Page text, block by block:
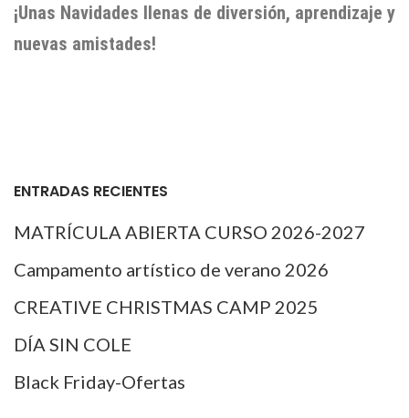
¡Unas Navidades llenas de diversión, aprendizaje y
nuevas amistades!
ENTRADAS RECIENTES
MATRÍCULA ABIERTA CURSO 2026-2027
Campamento artístico de verano 2026
CREATIVE CHRISTMAS CAMP 2025
DÍA SIN COLE
Black Friday-Ofertas